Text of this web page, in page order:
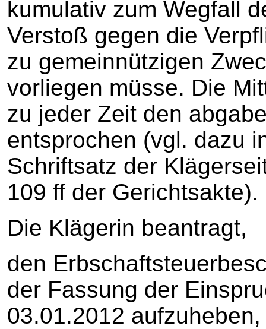
kumulativ zum Wegfall
Verstoß gegen die
zu gemeinnützigen
vorliegen müsse. Die
zu jeder Zeit den
entsprochen (vgl. dazu
Schriftsatz der
109 ff der Gerichtsakte).
Die Klägerin beantragt,
den
der Fassung der
03.01.2012 aufzuheben,